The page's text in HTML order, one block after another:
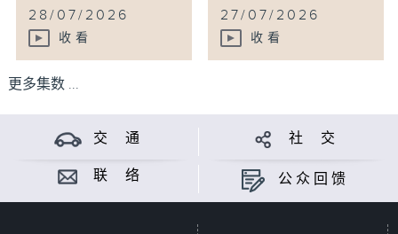
28/07/2026
收看
27/07/2026
收看
更多集数 ...
交 通 社 交
联 络 公众回馈